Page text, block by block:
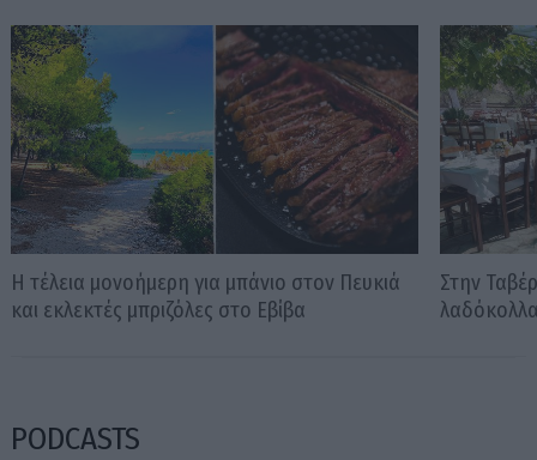
Η τέλεια μονοήμερη για μπάνιο στον Πευκιά
και εκλεκτές μπριζόλες στο Εβίβα
Στην
PODCASTS